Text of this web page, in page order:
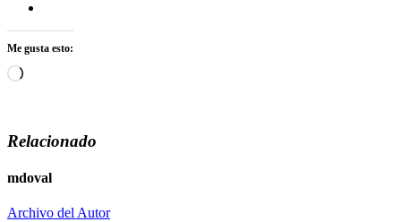
Me gusta esto:
Cargando...
Relacionado
mdoval
Archivo del Autor